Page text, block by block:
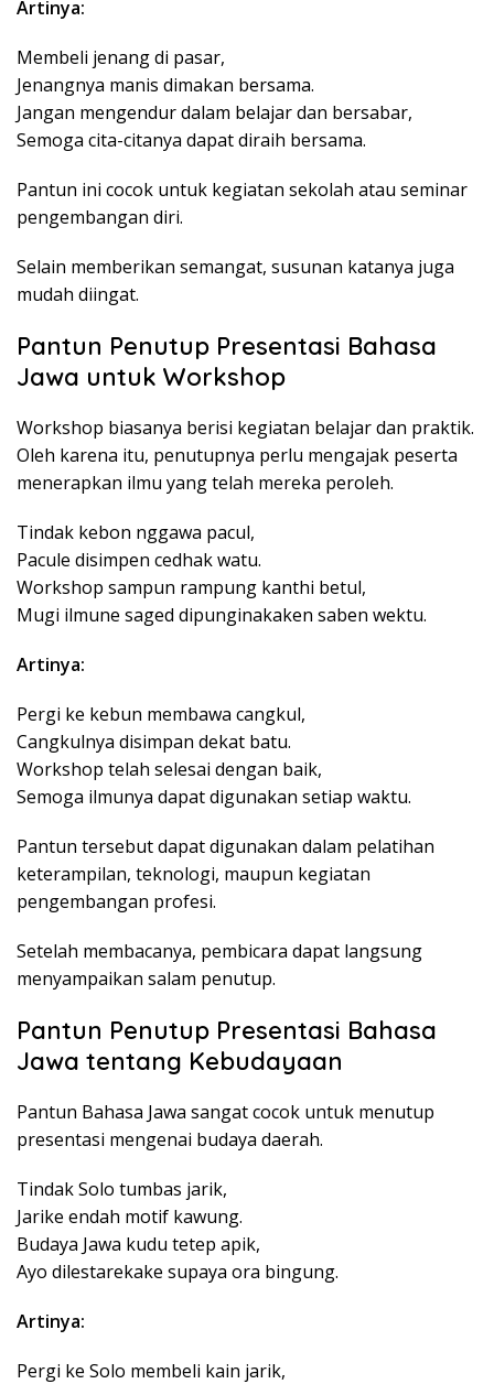
Artinya:
Membeli jenang di pasar,
Jenangnya manis dimakan bersama.
Jangan mengendur dalam belajar dan bersabar,
Semoga cita-citanya dapat diraih bersama.
Pantun ini cocok untuk kegiatan sekolah atau seminar
pengembangan diri.
Selain memberikan semangat, susunan katanya juga
mudah diingat.
Pantun Penutup Presentasi Bahasa
Jawa untuk Workshop
Workshop biasanya berisi kegiatan belajar dan praktik.
Oleh karena itu, penutupnya perlu mengajak peserta
menerapkan ilmu yang telah mereka peroleh.
Tindak kebon nggawa pacul,
Pacule disimpen cedhak watu.
Workshop sampun rampung kanthi betul,
Mugi ilmune saged dipunginakaken saben wektu.
Artinya:
Pergi ke kebun membawa cangkul,
Cangkulnya disimpan dekat batu.
Workshop telah selesai dengan baik,
Semoga ilmunya dapat digunakan setiap waktu.
Pantun tersebut dapat digunakan dalam pelatihan
keterampilan, teknologi, maupun kegiatan
pengembangan profesi.
Setelah membacanya, pembicara dapat langsung
menyampaikan salam penutup.
Pantun Penutup Presentasi Bahasa
Jawa tentang Kebudayaan
Pantun Bahasa Jawa sangat cocok untuk menutup
presentasi mengenai budaya daerah.
Tindak Solo tumbas jarik,
Jarike endah motif kawung.
Budaya Jawa kudu tetep apik,
Ayo dilestarekake supaya ora bingung.
Artinya:
Pergi ke Solo membeli kain jarik,